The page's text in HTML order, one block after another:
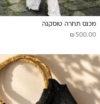
מכנס תחרה טוסקנה
₪ 500.00